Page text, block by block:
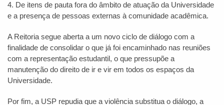
4. De itens de pauta fora do âmbito de atuação da Universidade
e a presença de pessoas externas à comunidade acadêmica.
A Reitoria segue aberta a um novo ciclo de diálogo com a
finalidade de consolidar o que já foi encaminhado nas reuniões
com a representação estudantil, o que pressupõe a
manutenção do direito de ir e vir em todos os espaços da
Universidade.
Por fim, a USP repudia que a violência substitua o diálogo, a